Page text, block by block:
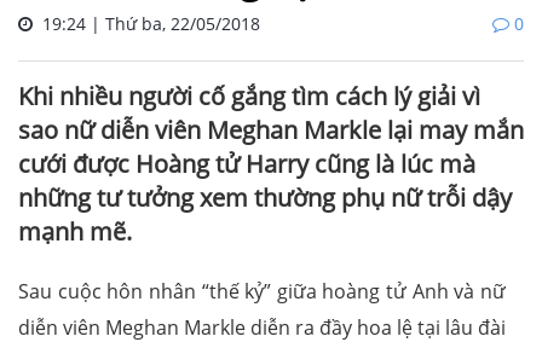
19:24 | Thứ ba, 22/05/2018 0
Khi nhiều người cố gắng tìm cách lý giải vì
sao nữ diễn viên Meghan Markle lại may mắn
cưới được Hoàng tử Harry cũng là lúc mà
những tư tưởng xem thường phụ nữ trỗi dậy
mạnh mẽ.
Sau cuộc hôn nhân “thế kỷ” giữa hoàng tử Anh và nữ
diễn viên Meghan Markle diễn ra đầy hoa lệ tại lâu đài